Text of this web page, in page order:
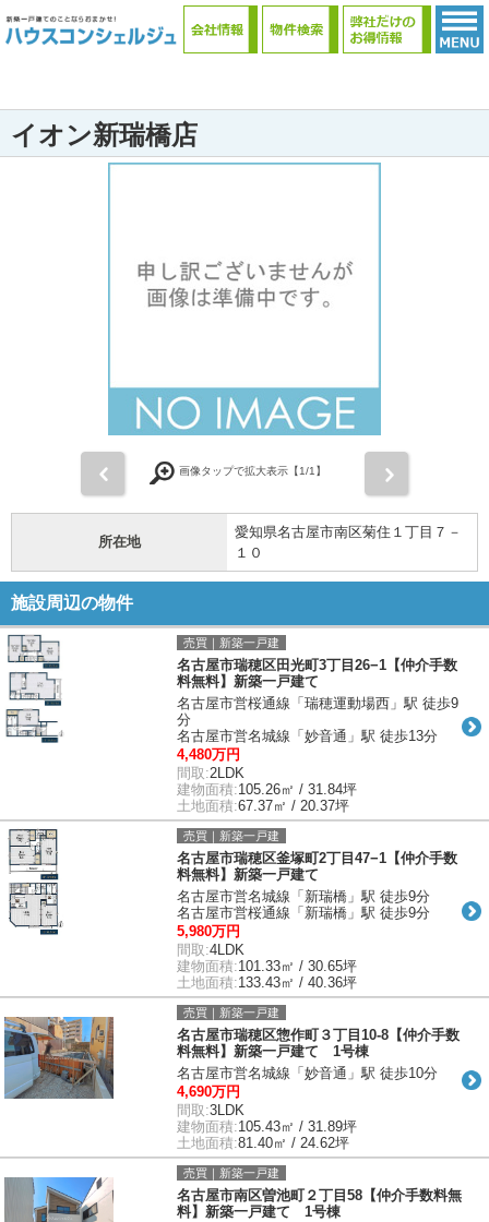
イオン新瑞橋店
画像タップで拡大表示【1/1】
所在地
愛知県名古屋市南区菊住１丁目７－
１０
施設周辺の物件
売買｜新築一戸建
名古屋市瑞穂区田光町3丁目26−1【仲介手数
料無料】新築一戸建て
名古屋市営桜通線「瑞穂運動場西」駅 徒歩9
分
名古屋市営名城線「妙音通」駅 徒歩13分
4,480万円
間取:2LDK
建物面積:105.26㎡ / 31.84坪
土地面積:67.37㎡ / 20.37坪
売買｜新築一戸建
名古屋市瑞穂区釜塚町2丁目47−1【仲介手数
料無料】新築一戸建て
名古屋市営名城線「新瑞橋」駅 徒歩9分
名古屋市営桜通線「新瑞橋」駅 徒歩9分
5,980万円
間取:4LDK
建物面積:101.33㎡ / 30.65坪
土地面積:133.43㎡ / 40.36坪
売買｜新築一戸建
名古屋市瑞穂区惣作町３丁目10-8【仲介手数
料無料】新築一戸建て 1号棟
名古屋市営名城線「妙音通」駅 徒歩10分
4,690万円
間取:3LDK
建物面積:105.43㎡ / 31.89坪
土地面積:81.40㎡ / 24.62坪
売買｜新築一戸建
名古屋市南区曽池町２丁目58【仲介手数料無
料】新築一戸建て 1号棟